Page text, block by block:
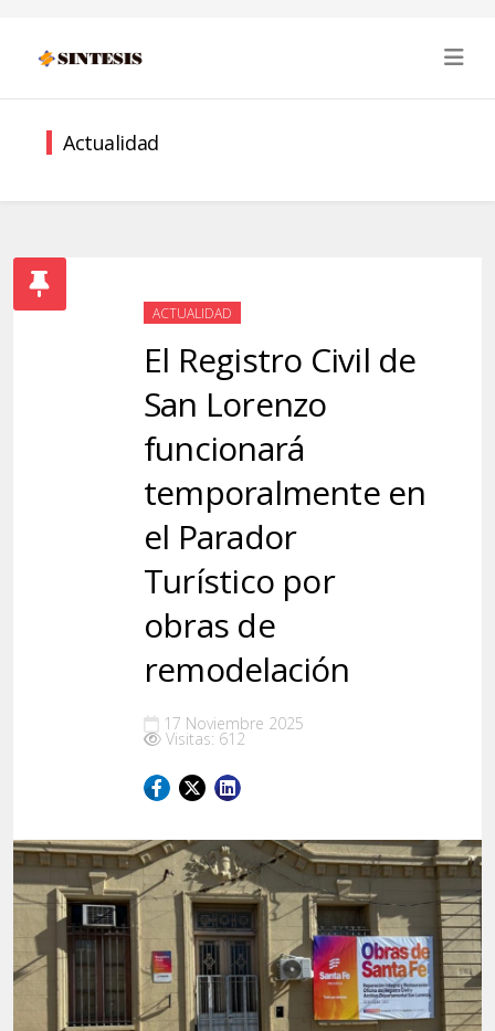
Actualidad
ACTUALIDAD
El Registro Civil de
San Lorenzo
funcionará
temporalmente en
el Parador
Turístico por
obras de
remodelación
17 Noviembre 2025
Visitas: 612